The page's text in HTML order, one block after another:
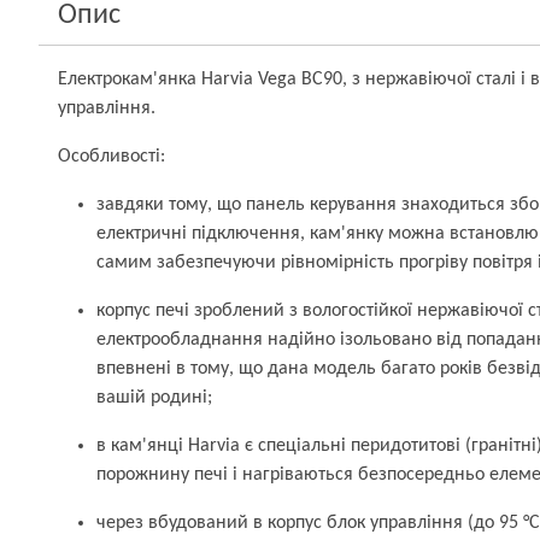
Опис
Електрокам'янка Harvia Vega BC90, з нержавіючої сталі
управління.
Особливості:
завдяки тому, що панель керування знаходиться
електричні підключення, кам'янку можна
самим забезпечуючи рівномірність прогріву повітря
корпус печі зроблений з вологостійкої нержавіючої
електрообладнання надійно ізольовано від
впевнені в тому, що дана модель багато років
вашій родині;
в кам'янці Harvia є спеціальні перидотитові
порожнину печі і нагріваються безпосередньо
через вбудований в корпус блок управління (до 95